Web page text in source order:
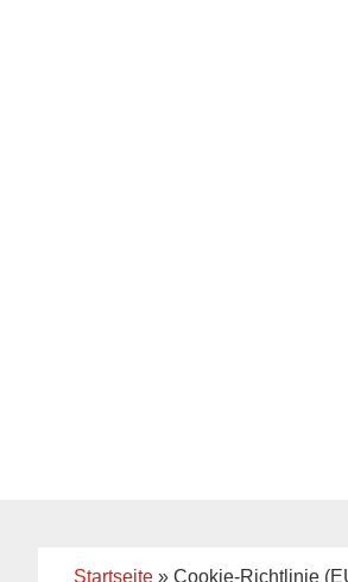
Startseite » Cookie-Richtlinie